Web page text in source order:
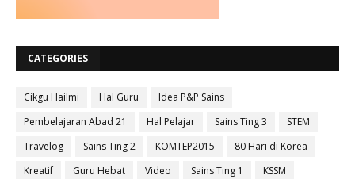
CATEGORIES
Cikgu Hailmi Hal Guru
Idea P&P Sains
Pembelajaran Abad 21
Hal Pelajar Sains Ting 3
STEM
Travelog
Sains Ting 2 KOMTEP2015
80 Hari di Korea
Kreatif
Guru Hebat Video Sains Ting 1
KSSM